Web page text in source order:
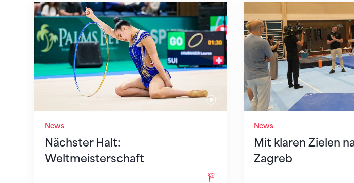
News
Nächster Halt:
Weltmeisterschaft
Nächster Halt: Weltmeisterschaft
News
Mit klaren Zielen
Zagreb
Mit klaren Zielen nach